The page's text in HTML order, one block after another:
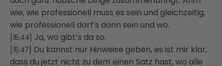
wie, wie professionell muss es sein und gleichzeitig,
wie professionell darf’s dann sein und wo.
[15:44] Ja, wo gibt’s da so.
[15:47]
Du kannst nur Hinweise geben, es ist mir klar,
dass du jetzt nicht zu dem einen Satz hast, wo alle